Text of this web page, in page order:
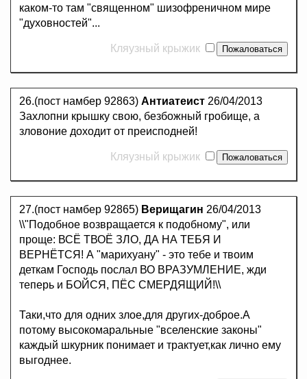
каком-то там "священном" шизофреничном мире
"духовностей"...
Кляузный крыжик
26.(пост намбер 92863) Антиатеист 26/04/2013
Захлопни крышку свою, безбожный гробище, а
зловоние доходит от преисподней!
Кляузный крыжик
27.(пост намбер 92865) Верищагин 26/04/2013
\\"Подобное возвращается к подобному", или
проще: ВСЁ ТВОЁ ЗЛО, ДА НА ТЕБЯ И
ВЕРНЁТСЯ! А "марихуану" - это тебе и твоим
деткам Господь послал ВО ВРАЗУМЛЕНИЕ, жди
теперь и БОЙСЯ, ПЁС СМЕРДЯЩИЙ!\\
Таки,что для одних злое,для других-доброе.А
потому высокомаральные "вселенские законы"
каждый шкурник понимает и трактует,как лично ему
выгоднее.